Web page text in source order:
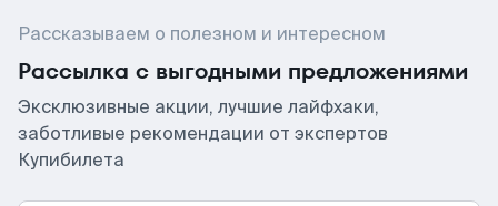
Рассказываем о полезном и интересном
Рассылка с выгодными предложениями
Эксклюзивные акции, лучшие лайфхаки,
заботливые рекомендации от экспертов
Купибилета